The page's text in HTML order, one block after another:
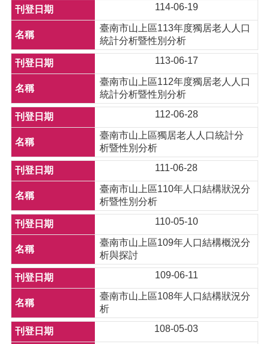
114-06-19
臺南市山上區113年度獨居老人人口
統計分析暨性別分析
113-06-17
臺南市山上區112年度獨居老人人口
統計分析暨性別分析
112-06-28
臺南市山上區獨居老人人口統計分
析暨性別分析
111-06-28
臺南市山上區110年人口結構狀況分
析暨性別分析
110-05-10
臺南市山上區109年人口結構概況分
析與探討
109-06-11
臺南市山上區108年人口結構狀況分
析
108-05-03